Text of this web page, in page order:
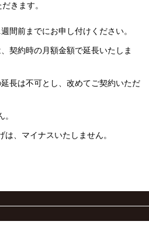
きます。
間前までにお申し付けください。
契約時の月額金額で延長いたしま
長は不可とし、改めてご契約いただ
。
、マイナスいたしません。